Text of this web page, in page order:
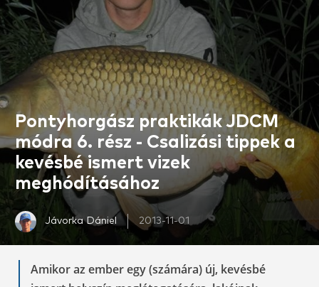
Pontyhorgász praktikák JDCM
módra 6. rész - Csalizási tippek a
kevésbé ismert vizek
meghódításához
Jávorka Dániel 2013-11-01
Amikor az ember egy (számára) új, kevésbé